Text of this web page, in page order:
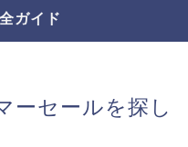
ガイド
ーセールを探し